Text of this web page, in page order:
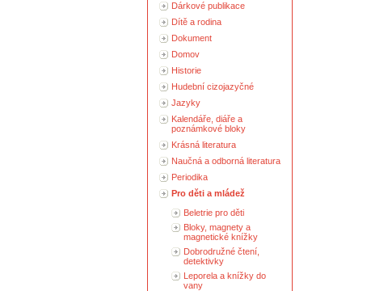
Dárkové publikace
Dítě a rodina
Dokument
Domov
Historie
Hudební cizojazyčné
Jazyky
Kalendáře, diáře a
poznámkové bloky
Krásná literatura
Naučná a odborná literatura
Periodika
Pro děti a mládež
Beletrie pro děti
Bloky, magnety a
magnetické knížky
Dobrodružné čtení,
detektivky
Leporela a knížky do
vany